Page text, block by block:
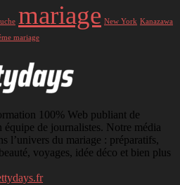
mariage New York Kanazawa
mariage
100% Web publiant de
équipe de journalistes. Notre média
l’univers du mariage : préparatifs,
voyages, idée déco et bien plus